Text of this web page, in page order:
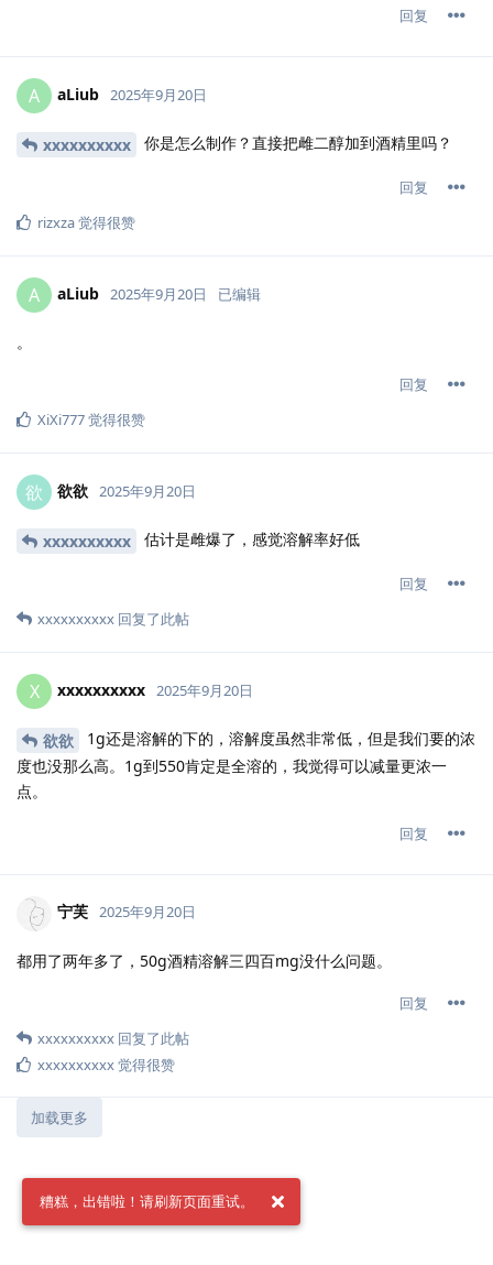
回复
A aLiub 2025年9月20日
xxxxxxxxxx 你是怎么制作？直接把雌二醇加到酒精里吗？
回复
rizxza觉得很赞
A aLiub 2025年9月20日 已编辑
。
回复
XiXi777觉得很赞
欲 欲欲 2025年9月20日
xxxxxxxxxx 估计是雌爆了，感觉溶解率好低
回复
xxxxxxxxxx 回复了此帖
X xxxxxxxxxx 2025年9月20日
欲欲
1g还是溶解的下的，溶解度虽然非常低，但是我们要的浓
度也没那么高。1g到550肯定是全溶的，我觉得可以减量更浓一
点。
回复
宁芙 2025年9月20日
都用了两年多了，50g酒精溶解三四百mg没什么问题。
回复
xxxxxxxxxx 回复了此帖
xxxxxxxxxx觉得很赞
加载更多
糟糕，出错啦！请刷新页面重试。